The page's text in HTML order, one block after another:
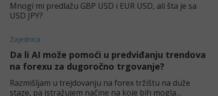
Mnogi mi predlažu GBP USD i EUR USD, ali šta je sa
USD JPY?
Zajednica
Da li AI može pomoći u predviđanju trendova
na forexu za dugoročno trgovanje?
Razmišljam u trejdovanju na forex tržištu na duže
staze, pa istražujem načine na koje bih mogla